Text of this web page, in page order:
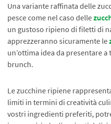
Una variante raffinata delle
pesce come nel caso delle
un gustoso ripieno di filetti di
apprezzeranno sicuramente le
un’ottima idea da presentare
brunch.
Le zucchine ripiene
limiti in termini di creatività
vostri ingredienti preferiti,